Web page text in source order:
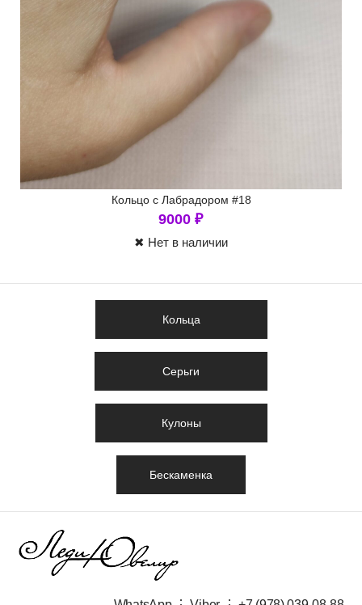
Кольцо с Лабрадором #18
9000 ₽
✖ Нет в наличии
Кольца
Серьги
Кулоны
Бескаменка